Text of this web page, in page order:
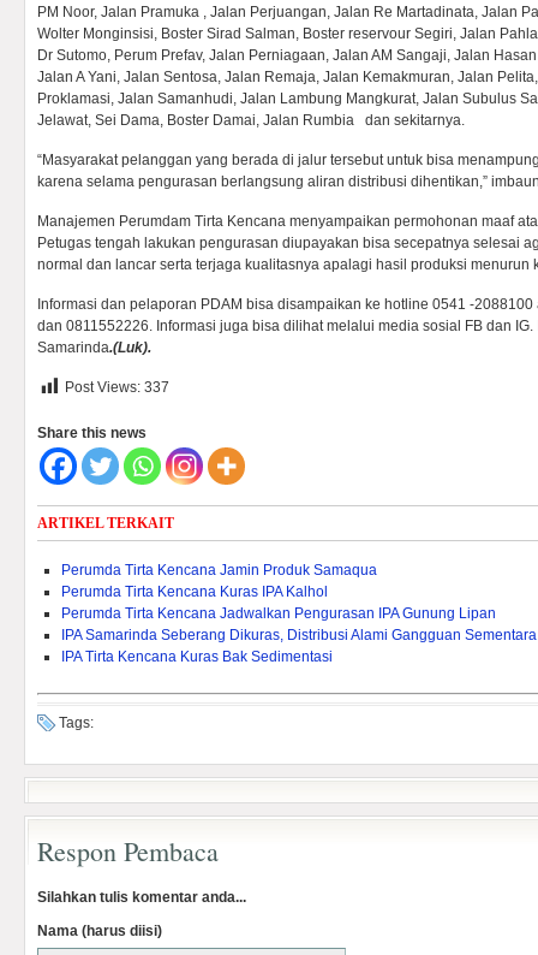
PM Noor, Jalan Pramuka , Jalan Perjuangan, Jalan Re Martadinata, Jalan
Wolter Monginsisi, Boster Sirad Salman, Boster reservour Segiri, Jalan
Dr Sutomo, Perum Prefav, Jalan Perniagaan, Jalan AM Sangaji, Jalan
Jalan A Yani, Jalan Sentosa, Jalan Remaja, Jalan Kemakmuran, Jalan
Proklamasi, Jalan Samanhudi, Jalan Lambung Mangkurat, Jalan Subulus
Jelawat, Sei Dama, Boster Damai, Jalan Rumbia dan sekitarnya.
“Masyarakat pelanggan yang berada di jalur tersebut untuk bisa
karena selama pengurasan berlangsung aliran distribusi dihentikan,”
Manajemen Perumdam Tirta Kencana menyampaikan permohonan maaf
Petugas tengah lakukan pengurasan diupayakan bisa secepatnya selesai
normal dan lancar serta terjaga kualitasnya apalagi hasil produksi menurun
Informasi dan pelaporan PDAM bisa disampaikan ke hotline 0541 -
dan 0811552226. Informasi juga bisa dilihat melalui media sosial FB dan
Samarinda.(Luk).
Post Views: 337
Share this news
ARTIKEL TERKAIT
Perumda Tirta Kencana Jamin Produk Samaqua
Perumda Tirta Kencana Kuras IPA Kalhol
Perumda Tirta Kencana Jadwalkan Pengurasan IPA Gunung Lipan
IPA Samarinda Seberang Dikuras, Distribusi Alami Gangguan Sementara
IPA Tirta Kencana Kuras Bak Sedimentasi
Tags:
Respon Pembaca
Silahkan tulis komentar anda...
Nama (harus diisi)